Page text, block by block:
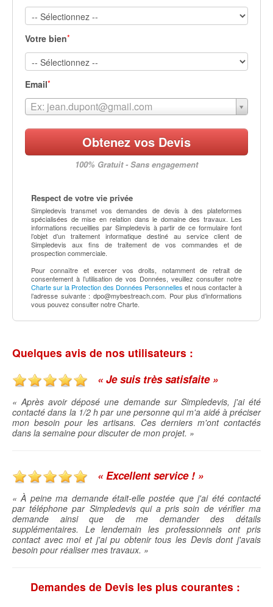
Votre bien*
Email*
Ex: jean.dupont@gmail.com
Obtenez vos Devis
100% Gratuit - Sans engagement
Respect de votre vie privée
Simpledevis transmet vos demandes de devis à des plateformes
spécialisées de mise en relation dans le domaine des travaux. Les
informations recueillies par Simpledevis à partir de ce formulaire font
l’objet d’un traitement informatique destiné au service client de
Simpledevis aux fins de traitement de vos commandes et de
prospection commerciale.
Pour connaître et exercer vos droits, notamment de retrait de
consentement à l’utilisation de vos Données, veuillez consulter notre
Charte sur la Protection des Données Personnelles et nous contacter à
l’adresse suivante : dpo@mybestreach.com. Pour plus d’informations
vous pouvez consulter notre Charte.
Quelques avis de nos utilisateurs :
« Je suis très satisfaite »
« Après avoir déposé une demande sur Simpledevis, j'ai été
contacté dans la 1/2 h par une personne qui m'a aidé à préciser
mon besoin pour les artisans. Ces derniers m'ont contactés
dans la semaine pour discuter de mon projet. »
« Excellent service ! »
« À peine ma demande était-elle postée que j'ai été contacté
par téléphone par Simpledevis qui a pris soin de vérifier ma
demande ainsi que de me demander des détails
supplémentaires. Le lendemain les professionnels ont pris
contact avec moi et j'ai pu obtenir tous les Devis dont j'avais
besoin pour réaliser mes travaux. »
Demandes de Devis les plus courantes :